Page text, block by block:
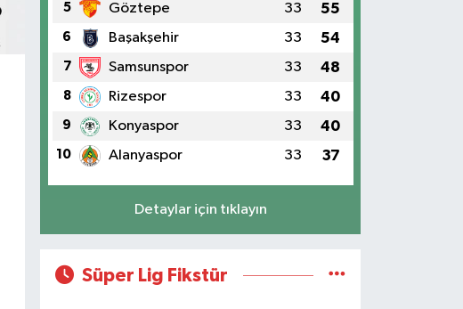
5 Göztepe 33 55
6 Başakşehir 33 54
7 Samsunspor 33 48
8 Rizespor 33 40
9 Konyaspor 33 40
10 Alanyaspor 33 37
Detaylar için tıklayın
Süper Lig Fikstür